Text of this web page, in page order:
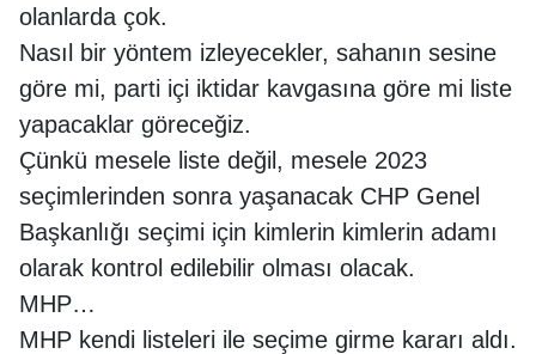
olanlarda çok.
Nasıl bir yöntem izleyecekler, sahanın sesine
göre mi, parti içi iktidar kavgasına göre mi liste
yapacaklar göreceğiz.
Çünkü mesele liste değil, mesele 2023
seçimlerinden sonra yaşanacak CHP Genel
Başkanlığı seçimi için kimlerin kimlerin adamı
olarak kontrol edilebilir olması olacak.
MHP…
MHP kendi listeleri ile seçime girme kararı aldı.